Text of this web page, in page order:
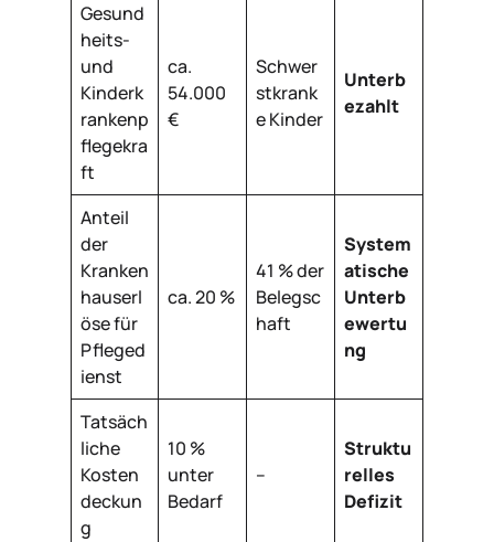
Gesund
heits-
und
Kinderk
rankenp
flegekra
ft
ca.
54.000
€
Schwer
stkrank
e Kinder
Unterb
ezahlt
Anteil
der
Kranken
hauserl
öse für
Pfleged
ienst
ca. 20 %
41 % der
Belegsc
haft
System
atische
Unterb
ewertu
ng
Tatsäch
liche
Kosten
deckun
g
10 %
unter
Bedarf
–
Struktu
relles
Defizit